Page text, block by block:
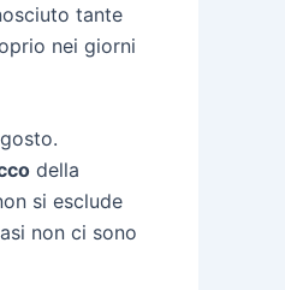
tante
nei giorni
della
si esclude
non ci sono